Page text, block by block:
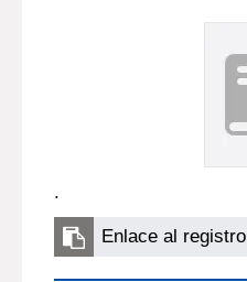
.
Enlace al registro